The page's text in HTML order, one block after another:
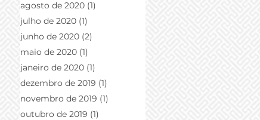
agosto de 2020 (1)
julho de 2020 (1)
junho de 2020 (2)
maio de 2020 (1)
janeiro de 2020 (1)
dezembro de 2019 (1)
novembro de 2019 (1)
outubro de 2019 (1)